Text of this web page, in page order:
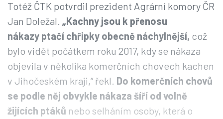
Totéž ČTK potvrdil prezident Agrární komory ČR
Jan Doležal. „Kachny jsou k přenosu
nákazy ptačí chřipky obecně náchylnější, což
bylo vidět počátkem roku 2017, kdy se nákaza
objevila v několika komerčních chovech kachen
v Jihočeském kraji,“ řekl. Do komerčních chovů
se podle něj obvykle nákaza šíří od volně
žijících ptáků nebo selháním osoby, která o